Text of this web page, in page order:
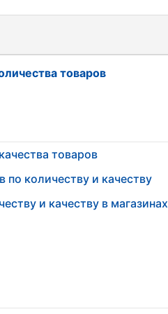
товаров
товаров
по количеству и качеству
и качеству в магазинах